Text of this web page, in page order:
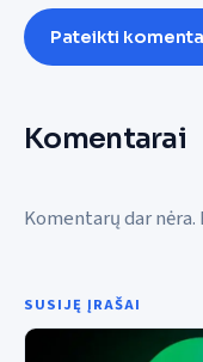
Pateikti
Komentarai
Komentarų dar
SUSIJĘ ĮRAŠAI